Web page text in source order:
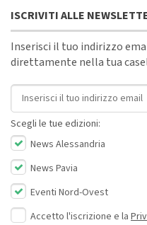
ISCRIVITI ALLE
Inserisci il tuo indirizzo
direttamente nella tua
Indirizzo email
Scegli le tue edizioni:
News Alessandria
News Pavia
Eventi Nord-Ovest
Accetto l'iscrizione e la